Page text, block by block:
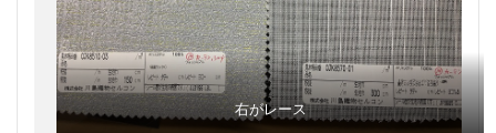
右がレース